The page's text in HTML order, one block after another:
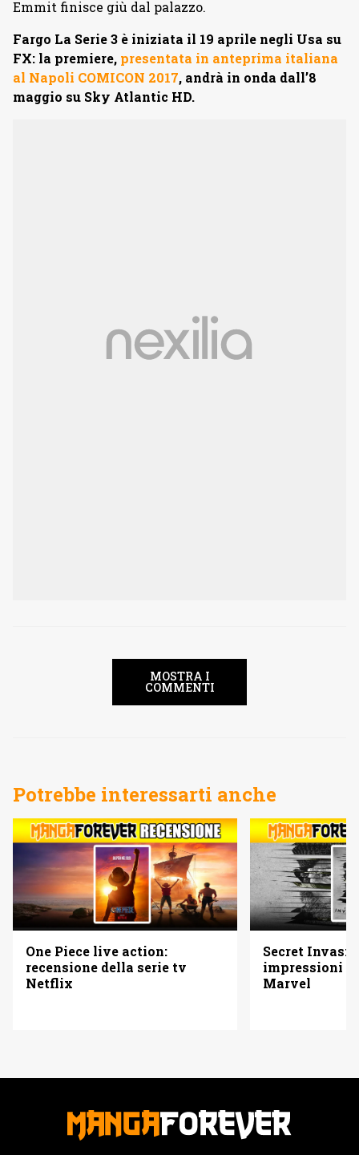
Emmit finisce giù dal palazzo.
Fargo La Serie 3 è iniziata il 19 aprile negli Usa su
FX: la premiere, presentata in anteprima italiana
al Napoli COMICON 2017, andrà in onda dall’8
maggio su Sky Atlantic HD.
MOSTRA I
COMMENTI
Potrebbe interessarti anche
One Piece live action:
recensione della serie tv
Netflix
Secret
impressioni
Marvel